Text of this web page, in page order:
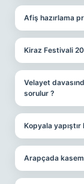
Afiş hazırlama
Kiraz Festivali
Velayet
sorulur ?
Kopyala yapıştır
Arapçada